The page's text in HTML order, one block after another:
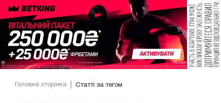
Головна сторінка Статті за тегом